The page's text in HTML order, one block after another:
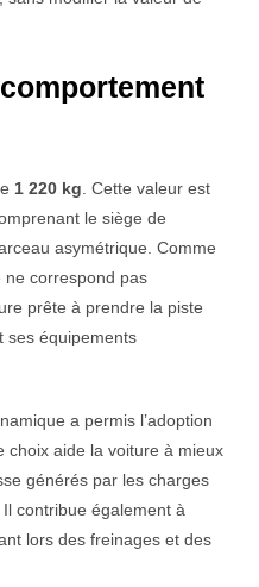
1 220 kg . Cette valeur est
le siège de
asymétrique. Comme
ne correspond pas
prête à prendre la piste
ses équipements
a permis l’adoption
choix aide la voiture à mieux
générés par les charges
contribue également à
lors des freinages et des